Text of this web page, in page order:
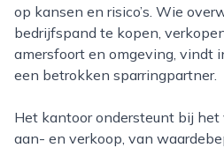
op kansen en risico’s. Wie
bedrijfspand te kopen,
amersfoort en omgeving, vindt
een betrokken sparringpartner.
Het kantoor ondersteunt bij het volledige traject rond
aan- en verkoop, van